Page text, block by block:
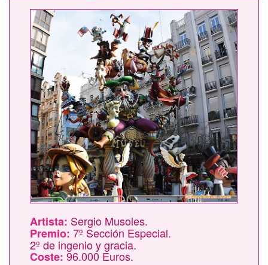
Artista: Sergio Musoles.
Premio: 7º Sección Especial.
2º de ingenio y gracia.
Coste: 96.000 Euros.